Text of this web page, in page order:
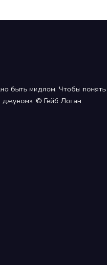
быть мидлом. Чтобы понять
джуном». © Гейб Логан